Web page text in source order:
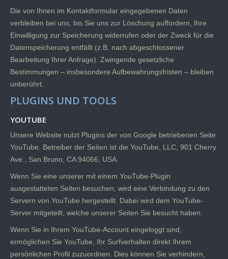
Die von Ihnen im Kontaktformular eingegebenen Daten
verbleiben bei uns, bis Sie uns zur Löschung auffordern, Ihre
Einwilligung zur Speicherung widerrufen oder der Zweck für die
Datenspeicherung entfällt (z.B. nach abgeschlossener
Bearbeitung Ihrer Anfrage). Zwingende gesetzliche
Bestimmungen – insbesondere Aufbewahrungsfristen – bleiben
unberührt.
PLUGINS UND TOOLS
YOUTUBE
Unsere Website nutzt Plugins der von Google betriebenen Seite
YouTube. Betreiber der Seiten ist die YouTube, LLC, 901 Cherry
Ave., San Bruno, CA 94066, USA.
Wenn Sie eine unserer mit einem YouTube-Plugin
ausgestatteten Seiten besuchen, wird eine Verbindung zu den
Servern von YouTube hergestellt. Dabei wird dem YouTube-
Server mitgeteilt, welche unserer Seiten Sie besucht haben.
Wenn Sie in Ihrem YouTube-Account eingeloggt sind,
ermöglichen Sie YouTube, Ihr Surfverhalten direkt Ihrem
persönlichen Profil zuzuordnen. Dies können Sie verhindern,